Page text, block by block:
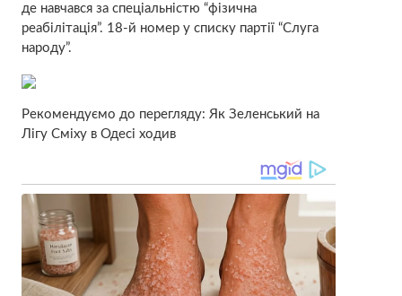
де навчався за спеціальністю “фізична
реабілітація”. 18-й номер у списку партії “Слуга
народу”.
Рекомендуємо до перегляду: Як Зеленський на
Лігу Сміху в Одесі ходив